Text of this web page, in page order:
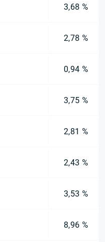
3,68 %
2,78 %
0,94 %
3,75 %
2,81 %
2,43 %
3,53 %
8,96 %